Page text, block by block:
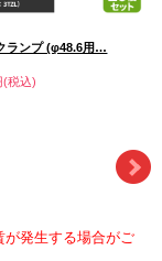
ランプ (φ48.6用…
(税込)
発生する場合がご